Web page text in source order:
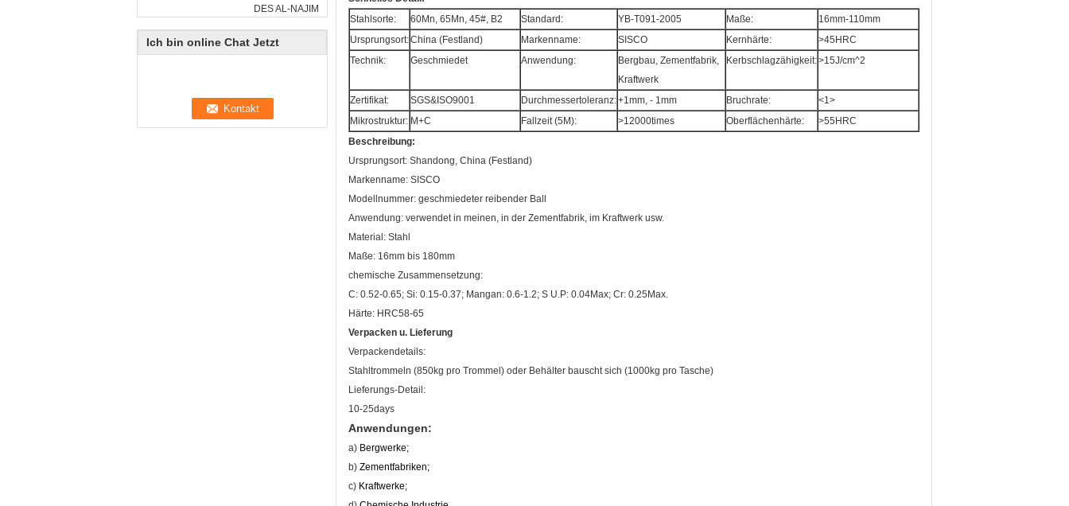
DES AL-NAJIM
Ich bin online Chat Jetzt
Stahlsorte:
60Mn, 65Mn, 45#, B2 Standard: YB-T091-2005 Maße:
16mm-110mm
Ursprungsort:China (Festland) Markenname: SISCO Kernhärte: >45HRC
Technik:
Geschmiedet Anwendung:
Bergbau, Zementfabrik,
Kraftwerk
Kerbschlagzähigkeit:>15J/cm^2
Zertifikat: SGS&ISO9001 Durchmessertoleranz:+1mm, - 1mm Bruchrate:
<1>
Mikrostruktur: M+C Fallzeit (5M): >12000times Oberflächenhärte: >55HRC
Beschreibung:
Ursprungsort: Shandong, China (Festland)
Markenname: SISCO
Modellnummer: geschmiedeter reibender Ball
Anwendung: verwendet in meinen, in der Zementfabrik, im Kraftwerk usw.
Material: Stahl
Maße: 16mm bis 180mm
chemische Zusammensetzung:
C: 0.52-0.65; Si: 0.15-0.37; Mangan: 0.6-1.2; S U.P: 0.04Max; Cr: 0.25Max.
Härte: HRC58-65
Verpacken u. Lieferung
Verpackendetails:
Stahltrommeln (850kg pro Trommel) oder Behälter bauscht sich (1000kg pro Tasche)
Lieferungs-Detail:
10-25days
Anwendungen:
a) Bergwerke;
b) Zementfabriken;
c) Kraftwerke;